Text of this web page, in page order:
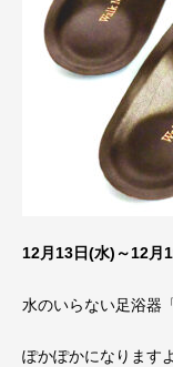
12月13日(水)～12
水のいらない足浴器
ぽかぽかになります